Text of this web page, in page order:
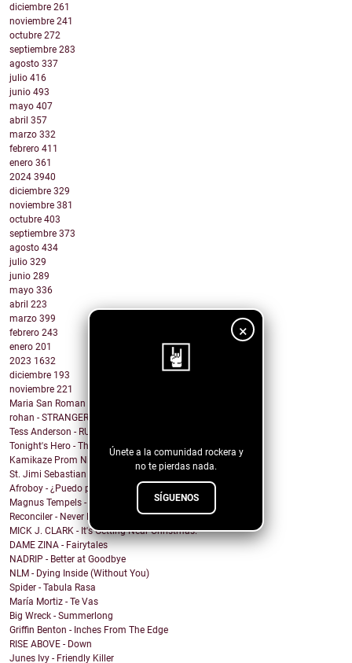
×
Únete a la comunidad rockera y
no te pierdas nada.
SÍGUENOS
diciembre 261
noviembre 241
octubre 272
septiembre 283
agosto 337
julio 416
junio 493
mayo 407
abril 357
marzo 332
febrero 411
enero 361
2024 3940
diciembre 329
noviembre 381
octubre 403
septiembre 373
agosto 434
julio 329
junio 289
mayo 336
abril 223
marzo 399
febrero 243
enero 201
2023 1632
diciembre 193
noviembre 221
Maria San Roman - DRUNK IN LUV
rohan - STRANGER ARMS
Tess Anderson - RUN
Tonight's Hero - There's Something In My Eggnog
Kamikaze Prom Night - I Have a Thing for Redheads
St. Jimi Sebastian Cricket Club - Golden Parachuter
Afroboy - ¿Puedo parar un instante?
Magnus Tempels - Deep Feelings
Reconciler - Never Fade Away
MICK J. CLARK - It's Getting Near Christmas.
DAME ZINA - Fairytales
NADRIP - Better at Goodbye
NLM - Dying Inside (Without You)
Spider - Tabula Rasa
María Mortiz - Te Vas
Big Wreck - Summerlong
Griffin Benton - Inches From The Edge
RISE ABOVE - Down
Junes Ivy - Friendly Killer